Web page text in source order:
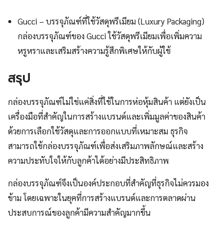
Gucci – บรรจุภัณฑ์ที่ใช้วัสดุพรีเมียม (Luxury Packaging)
กล่องบรรจุภัณฑ์ของ Gucci ใช้วัสดุพรีเมียมเพื่อเพิ่มความ
หรูหราและเสริมสร้างความรู้สึกพิเศษให้กับผู้ใช้
สรุป
กล่องบรรจุภัณฑ์ไม่ใช่แค่สิ่งที่ใช้ในการห่อหุ้มสินค้า แต่ยังเป็น
เครื่องมือที่สำคัญในการสร้างแบรนด์และเพิ่มมูลค่าของสินค้า
ด้วยการเลือกใช้วัสดุและการออกแบบที่เหมาะสม ธุรกิจ
สามารถใช้กล่องบรรจุภัณฑ์เพื่อส่งเสริมภาพลักษณ์และสร้าง
ความประทับใจให้กับลูกค้าได้อย่างมีประสิทธิภาพ
กล่องบรรจุภัณฑ์จึงเป็นองค์ประกอบที่สำคัญที่ธุรกิจไม่ควรมอง
ข้าม โดยเฉพาะในยุคที่การสร้างแบรนด์และการตลาดผ่าน
ประสบการณ์ของลูกค้ามีความสำคัญมากขึ้น